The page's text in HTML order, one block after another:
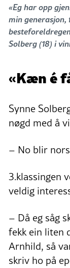
«Eg har opp
min
Solberg (18) i
«Kæn é
Synne
nøgd med å
– No blir
3.klassingen
veldig
– Då eg såg
fekk ein liten
Arnhild, så
skriv ho på